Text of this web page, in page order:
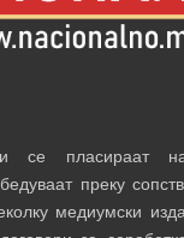
се пласираат
преку
медиумски